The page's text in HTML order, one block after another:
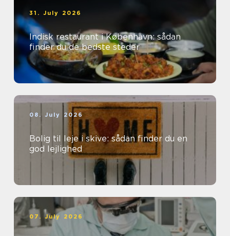
31. July 2026
Indisk restaurant i København: sådan
finder du de bedste steder
08. July 2026
Bolig til leje i skive: sådan finder du en
god lejlighed
07. July 2026